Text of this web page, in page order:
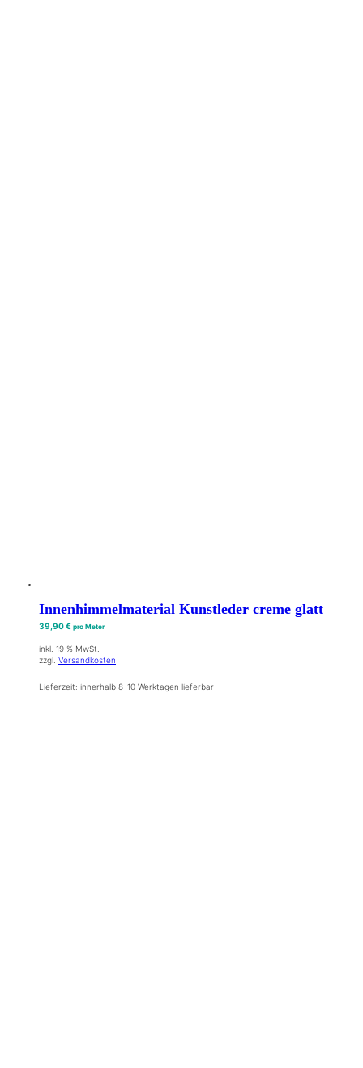
Innenhimmelmaterial Kunstleder creme glatt
39,90€ pro Meter
inkl. 19 % MwSt.
zzgl. Versandkosten
Lieferzeit: innerhalb 8-10 Werktagen lieferbar